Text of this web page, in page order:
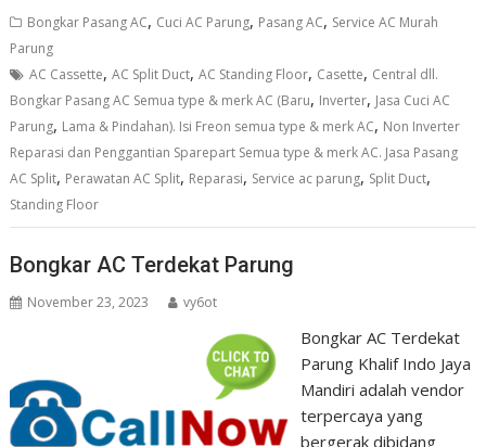
Bongkar Pasang AC, Cuci AC Parung, Pasang AC, Service AC Murah
Parung
AC Cassette,AC Split Duct,AC Standing Floor, Casette, Central dll.
Bongkar Pasang AC Semua type & merk AC (Baru, Inverter, Jasa Cuci AC
Parung, Lama & Pindahan). Isi Freon semua type & merk AC, Non Inverter
Reparasi dan Penggantian Sparepart Semua type & merk AC. Jasa Pasang
AC Split, Perawatan AC Split, Reparasi, Service ac parung, Split Duct,
Standing Floor
Bongkar AC Terdekat Parung
November 23, 2023 vy6ot
Bongkar AC Terdekat
Parung Khalif Indo Jaya
Mandiri adalah vendor
terpercaya yang
bergerak dibidang